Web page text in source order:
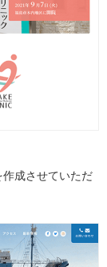
成させていただ